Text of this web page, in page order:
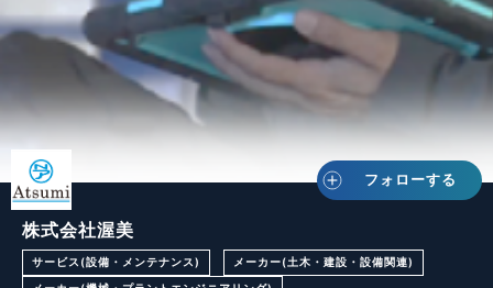
フォローする
株式会社渥美
サービス(設備・メンテナンス)
メーカー(土木・建設・設備関連)